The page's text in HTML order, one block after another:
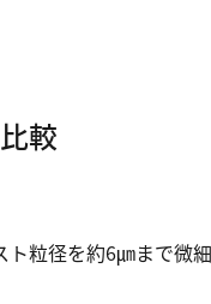
較
ト粒径を約6㎛まで微